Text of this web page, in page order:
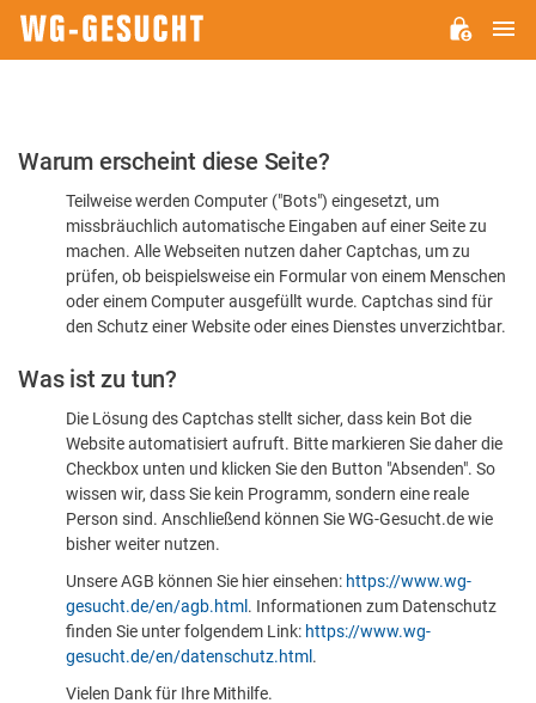
Bitte
dass
sind
Warum erscheint diese Seite?
Teilweise werden Computer ("Bots") eingesetzt, um
missbräuchlich automatische Eingaben auf einer Seite zu
machen. Alle Webseiten nutzen daher Captchas, um zu
prüfen, ob beispielsweise ein Formular von einem Menschen
oder einem Computer ausgefüllt wurde. Captchas sind für
den Schutz einer Website oder eines Dienstes unverzichtbar.
Was ist zu tun?
Die Lösung des Captchas stellt sicher, dass kein Bot die
Website automatisiert aufruft. Bitte markieren Sie daher die
Checkbox unten und klicken Sie den Button "Absenden". So
wissen wir, dass Sie kein Programm, sondern eine reale
Person sind. Anschließend können Sie WG-Gesucht.de wie
bisher weiter nutzen.
Unsere AGB können Sie hier einsehen: https://www.wg-
gesucht.de/en/agb.html . Informationen zum Datenschutz
finden Sie unter folgendem Link: https://www.wg-
gesucht.de/en/datenschutz.html .
Vielen Dank für Ihre Mithilfe.